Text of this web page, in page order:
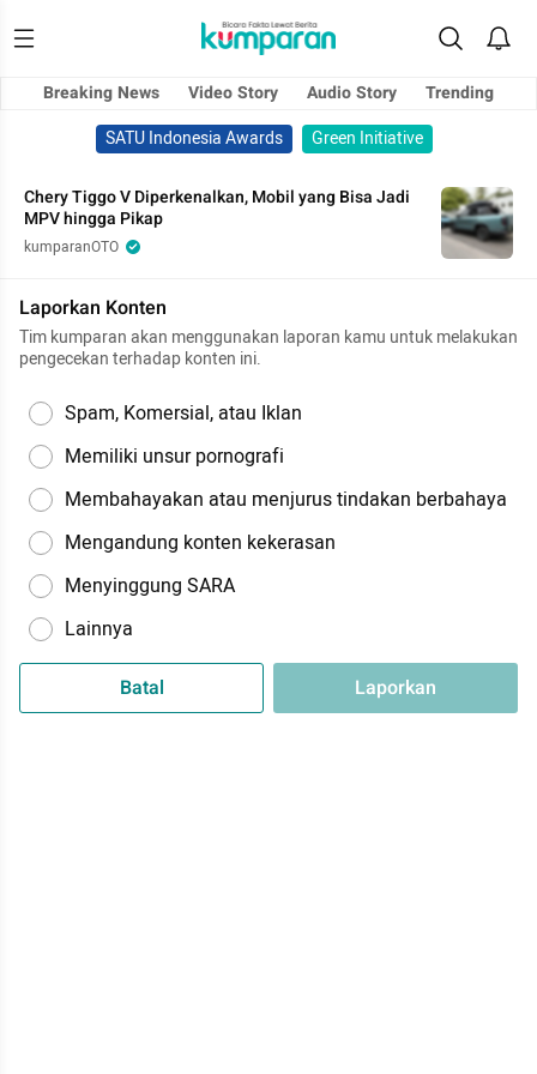
Breaking News Video Story Audio Story
Trending
SATU Indonesia Awards
Green Initiative
Chery Tiggo V Diperkenalkan, Mobil yang Bisa Jadi
MPV hingga Pikap
kumparanOTO
Laporkan Konten
Tim kumparan akan menggunakan laporan kamu untuk melakukan
pengecekan terhadap konten ini.
Spam, Komersial, atau Iklan
Memiliki unsur pornografi
Membahayakan atau menjurus tindakan berbahaya
Mengandung konten kekerasan
Menyinggung SARA
Lainnya
Batal Laporkan